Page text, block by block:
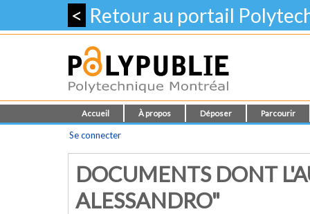
< Retour au portail
Accueil À propos Déposer Parcourir
Se connecter
DOCUMENTS DONT
ALESSANDRO"